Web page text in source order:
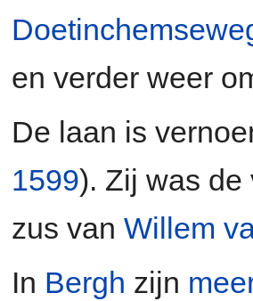
en verder weer
De laan is
1599). Zij was
zus van Willem
In Bergh zijn